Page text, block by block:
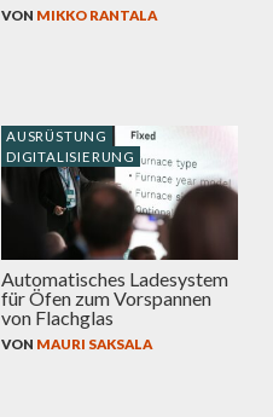
VON MIKKO RANTALA
AUSRÜSTUNG
DIGITALISIERUNG
Automatisches Ladesystem
für Öfen zum Vorspannen
von Flachglas
VON MAURI SAKSALA